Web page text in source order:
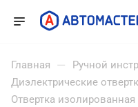
Главная — Ручной
Диэлектрические
Отвертка